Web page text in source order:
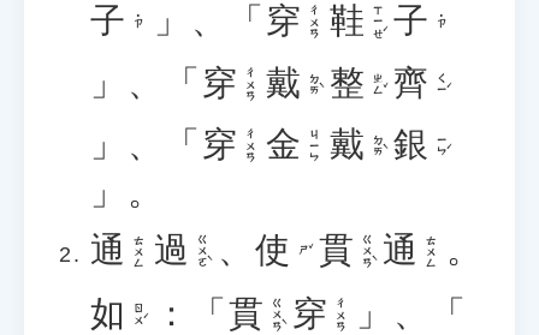
子 ˙ㄗ 」、「 穿 ㄔㄨㄢ 鞋 ㄒㄧㄝˊ 子 ˙ㄗ
」、「 穿 ㄔㄨㄢ 戴 ㄉㄞˋ 整 ㄓㄥˇ 齊 ㄑㄧˊ
」、「 穿 ㄔㄨㄢ 金 ㄐㄧㄣ 戴 ㄉㄞˋ 銀 ㄧㄣˊ
」。
通 ㄊㄨㄥ 過 ㄍㄨㄛˋ 、 使 ㄕˇ 貫 ㄍㄨㄢˋ 通 ㄊㄨㄥ 。
如 ㄖㄨˊ ：「 貫 ㄍㄨㄢˋ 穿 ㄔㄨㄢ
」、「